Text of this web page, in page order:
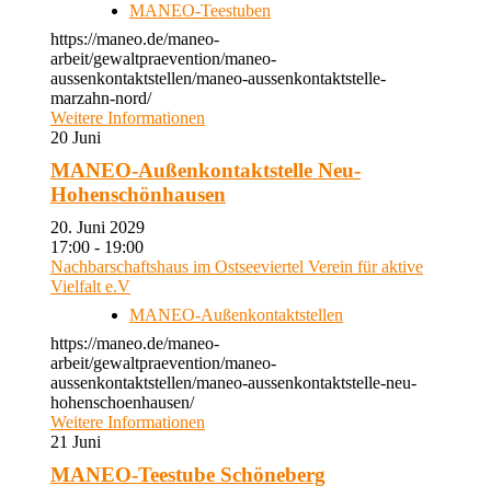
MANEO-Teestuben
https://maneo.de/maneo-
arbeit/gewaltpraevention/maneo-
aussenkontaktstellen/maneo-aussenkontaktstelle-
marzahn-nord/
Weitere Informationen
20 Juni
MANEO-Außenkontaktstelle Neu-
Hohenschönhausen
20. Juni 2029
17:00 - 19:00
Nachbarschaftshaus im Ostseeviertel Verein für aktive
Vielfalt e.V
MANEO-Außenkontaktstellen
https://maneo.de/maneo-
arbeit/gewaltpraevention/maneo-
aussenkontaktstellen/maneo-aussenkontaktstelle-neu-
hohenschoenhausen/
Weitere Informationen
21 Juni
MANEO-Teestube Schöneberg